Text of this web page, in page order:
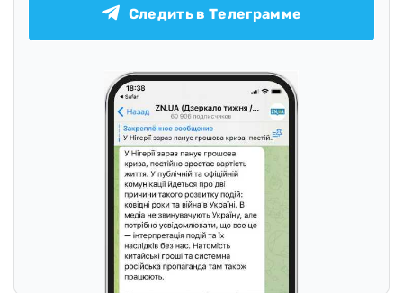
Следить в Телеграмме